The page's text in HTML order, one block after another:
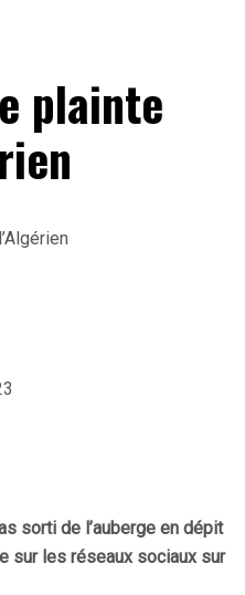
plainte
sorti de l’auberge en dépit
sur les réseaux sociaux sur